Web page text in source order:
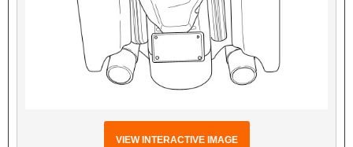
VIEW INTERACTIVE IMAGE